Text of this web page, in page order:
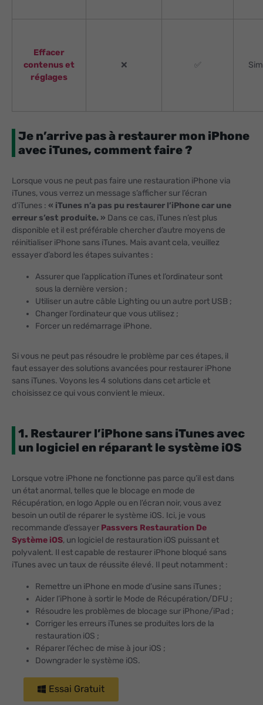
Effacer
contenus et
réglages
❌ ✅
Je n’arrive pas à restaurer mon iPhone
avec iTunes, comment faire ?
Lorsque vous ne peut pas faire une restauration iPhone via
iTunes, vous verrez un message s’afficher sur l’écran
d’iTunes : « iTunes n’a pas pu restaurer l’iPhone car une
erreur s’est produite. » Dans ce cas, iTunes n’est plus
disponible et il est préférable chercher d’autre moyens de
réinitialiser iPhone sans iTunes. Mais avant cela, veuillez
essayer d’abord les étapes suivantes :
Assurer que l’application iTunes et l’ordinateur sont
sous la dernière version ;
Utiliser un autre câble Lighting ou un autre port USB ;
Changer l’ordinateur que vous utilisez ;
Forcer un redémarrage iPhone.
Si vous ne peut pas résoudre le problème par ces étapes, il
faut essayer des solutions avancées pour restaurer iPhone
sans iTunes. Voyons les 4 solutions dans cet article et
choisissez ce qui vous convient le mieux.
1. Restaurer l’iPhone sans iTunes avec
un logiciel en réparant le système iOS
Lorsque votre iPhone ne fonctionne pas parce qu’il est dans
un état anormal, telles que le blocage en mode de
Récupération, en logo Apple ou en l’écran noir, vous avez
besoin un outil de réparer le système iOS. Ici, je vous
recommande d’essayer Passvers Restauration De
Système iOS, un logiciel de restauration iOS puissant et
polyvalent. Il est capable de restaurer iPhone bloqué sans
iTunes avec un taux de réussite élevé. Il peut notamment :
Remettre un iPhone en mode d’usine sans iTunes ;
Aider l’iPhone à sortir le Mode de Récupération/DFU ;
Résoudre les problèmes de blocage sur iPhone/iPad ;
Corriger les erreurs iTunes se produites lors de la
restauration iOS ;
Réparer l’échec de mise à jour iOS ;
Downgrader le système iOS.
Essai Gratuit